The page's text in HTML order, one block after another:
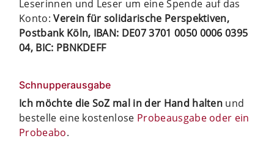
Leserinnen und Leser um eine Spende auf das
Konto:Verein für solidarische Perspektiven,
Postbank Köln, IBAN: DE07 3701 0050 0006 0395
04, BIC: PBNKDEFF
Schnupperausgabe
Ich möchte die SoZ mal in der Hand halten und
bestelle eine kostenlose Probeausgabe oder ein
Probeabo.